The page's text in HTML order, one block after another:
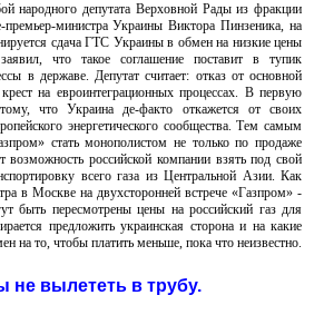
народного депутата Верховной Рады из фракции
министра Украины Виктора Пинзеника, на
сдача ГТС Украины в обмен на низкие цены
что такое соглашение поставит в тупик
в державе. Депутат считает: отказ от основной
на евроинтеграционных процессах. В первую
что Украина де-факто откажется от своих
энергетического сообщества. Тем самым
стать монополистом не только по продаже
возможность российской компании взять под свой
всего газа из Центральной Азии. Как
в Москве на двухсторонней встрече «Газпром» -
быть пересмотрены цены на российский газ для
предложить украинская сторона и на какие
на то, чтобы платить меньше, пока что неизвестно.
не вылететь в трубу.